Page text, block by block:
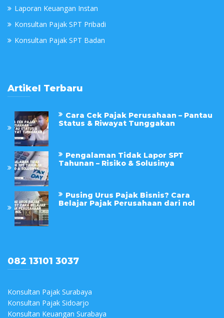
Laporan Keuangan Instan
Konsultan Pajak SPT Pribadi
Konsultan Pajak SPT Badan
Artikel Terbaru
Cara Cek Pajak Perusahaan – Pantau
Status & Riwayat Tunggakan
Pengalaman Tidak Lapor SPT
Tahunan – Risiko & Solusinya
Pusing Urus Pajak Bisnis? Cara
Belajar Pajak Perusahaan dari nol
082 13101 3037
Konsultan Pajak Surabaya
Konsultan Pajak Sidoarjo
Konsultan Keuangan Surabaya